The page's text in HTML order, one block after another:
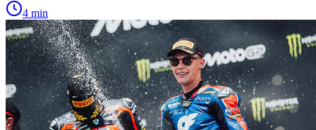
4 min